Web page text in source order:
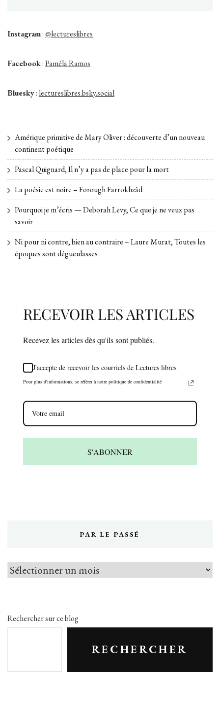
Instagram:@lectureslibres
Facebook:Paméla Ramos
Bluesky: lectureslibres.bsky.social
Amérique primitive de Mary Oliver : découverte d’un nouveau
continent poétique
Pascal Quignard, Il n’y a pas de place pour la mort
La poésie est noire – Forough Farrokhzâd
Pourquoi je m’écris — Deborah Levy, Ce que je ne veux pas
savoir
Ni pour ni contre, bien au contraire – Laure Murat, Toutes les
époques sont dégueulasses
RECEVOIR LES ARTICLES
Recevez les articles dès qu'ils sont publiés.
J'accepte de recevoir les courriels de Lectures libres
Pour plus d'informations, se référer à notre politique de confidentialité
S'ABONNER
PAR LE PASSÉ
Par
Rechercher sur ce blog
RECHERCHER